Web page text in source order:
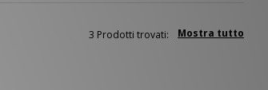
Mostra tutto
3 Prodotti trovati: